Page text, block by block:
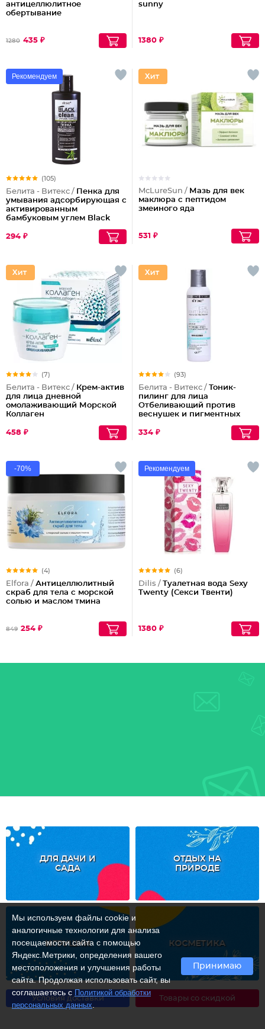
антицеллюлитное
обертывание
1280 435 ₽
sunny
1380 ₽
Рекомендуем
(105)
Белита - Витекс / Пенка для
умывания адсорбирующая с
активированным
бамбуковым углем Black
294 ₽
McLureSun / Мазь для век
маклюра с пептидом
змеиного яда
531 ₽
(7)
Белита - Витекс / Крем-актив
для лица дневной
омолаживающий Морской
Коллаген
458 ₽
(93)
Белита - Витекс / Тоник-
пилинг для лица
Отбеливающий против
веснушек и пигментных
334 ₽
-70%
(4)
Elfora / Антицеллюлитный
скраб для тела с морской
солью и маслом тмина
849 254 ₽
Рекомендуем
(6)
Dilis / Туалетная вода Sexy
Twenty (Секси Твенти)
1380 ₽
ДЛЯ ДАЧИ И
САДА
ОТДЫХ НА
ПРИРОДЕ
ИГРУШКИ КОСМЕТИКА
Условия доставки Товары со скидкой
Мы используем файлы cookie и
аналогичные технологии для анализа
посещаемости сайта с помощью
Яндекс.Метрики, определения вашего
местоположения и улучшения работы
сайта. Продолжая использовать сайт, вы
соглашаетесь сПолитикой обработки
персональных данных
Принимаю